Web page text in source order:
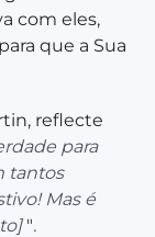
com eles,
que a Sua
reflecte
para
tantos
Mas é
".